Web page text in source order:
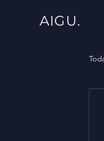
AIGU.